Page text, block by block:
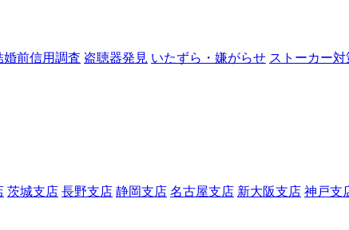
婚前信用調査 盗聴器発見 いたずら・嫌がらせ ストーカー対
茨城支店 長野支店 静岡支店 名古屋支店 新大阪支店 神戸支